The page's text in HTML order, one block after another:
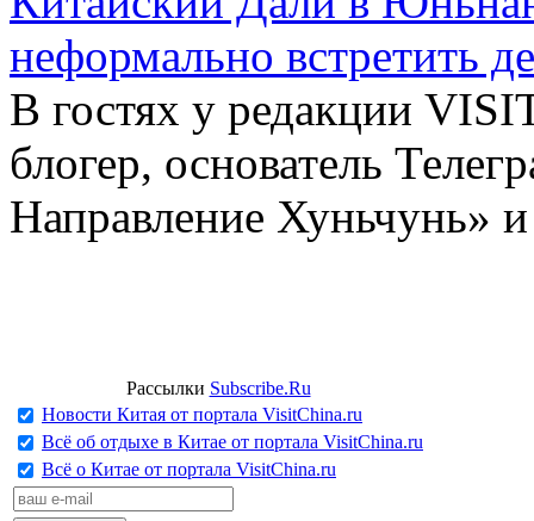
неформально встретить
В гостях у редакции
блогер, основатель
Направление Хуньчунь»
Рассылки Subscribe.Ru
Новости Китая от портала VisitChina.ru
Всё об отдыхе в Китае от портала VisitChina.ru
Всё о Китае от портала VisitChina.ru